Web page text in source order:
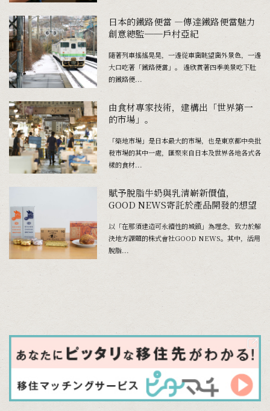
日本的鐵路便當 ―傳達鐵路便當魅力
創意總監──戶村亞紀
隨著列車搖搖晃晃，一邊從車窗眺望窗外景色，一邊
大口吃著「鐵路便當」。 邊欣賞著四季美景吃下肚
的鐵路便...
由食材專家技術，建構出「世界第一
的市場」。
「築地市場」是日本最大的市場，也是東京都中央批
發市場的其中一處，匯聚來自日本及世界各地各式各
樣的食材...
賦予脫脂牛奶與乳清嶄新價值，
GOOD NEWS寄託於產品開發的想望
以「在那須建造可永續性的城鎮」為理念，致力於解
決地方課題的株式會社GOOD NEWS。其中，活用
脫脂...